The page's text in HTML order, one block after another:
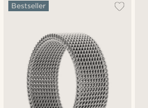
Bestseller